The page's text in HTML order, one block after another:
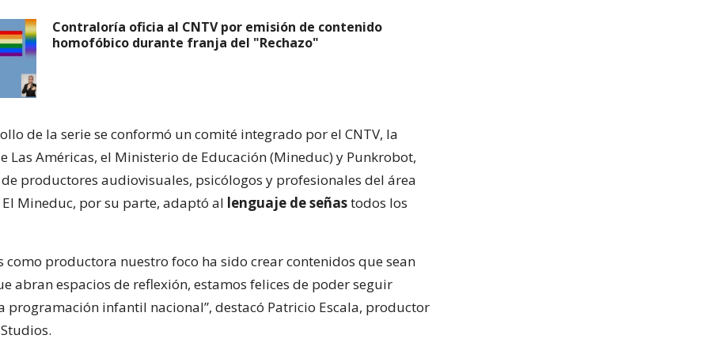
Contraloría oficia al CNTV por emisión de contenido
homofóbico durante franja del "Rechazo"
de la serie se conformó un comité integrado por el CNTV, la
Las Américas, el Ministerio de Educación (Mineduc) y Punkrobot,
productores audiovisuales, psicólogos y profesionales del área
Mineduc, por su parte, adaptó al lenguaje de señastodos los
como productora nuestro foco ha sido crear contenidos que sean
abran espacios de reflexión, estamos felices de poder seguir
programación infantil nacional”, destacó Patricio Escala, productor